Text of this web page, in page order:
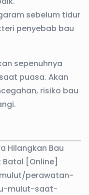
sebelum tidur
penyebab bau
sepenuhnya
puasa. Akan
risiko bau
Hilangkan Bau
Batal [Online]
perawatan-
mulut-saat-